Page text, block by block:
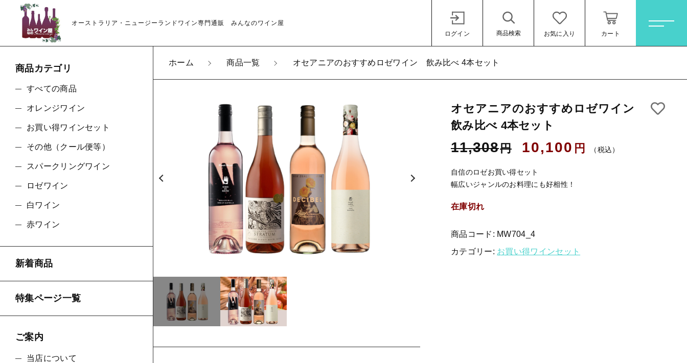
オーストラリア・ニュージーランドワイン専門通販 みんなのワイン屋
ログイン
商品検索 お気に入り カート
ホーム 商品一覧 オセアニアのおすすめロゼワイン 飲み比べ 4本セット
オセアニアのおすすめロゼワイン
飲み比べ 4本セット
11,308円 10,100 円 （税込）
自信のロゼお買い得セット
幅広いジャンルのお料理にも好相性！
在庫切れ
商品コード: MW704_4
カテゴリー: お買い得ワインセット
商品カテゴリ
すべての商品
オレンジワイン
お買い得ワインセット
その他（クール便等）
スパークリングワイン
ロゼワイン
白ワイン
赤ワイン
新着商品
特集ページ一覧
ご案内
当店について
オセアニアのおすすめロゼワイン 飲み比べ 4本セット
数量
10,100円 （税込）
ショッピングを続ける カートを確認する
すべての商品
オレンジワイン
お買い得ワインセット
その他（クール便等）
スパークリングワイン
白ワイン
赤ワイン
子カテゴリ
～